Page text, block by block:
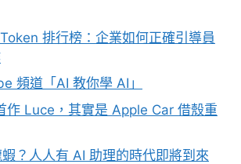
排行榜：企業如何正確引導員
頻道「AI 教你學 AI」
作 Luce，其實是 Apple Car 借殼重
？人人有 AI 助理的時代即將到來